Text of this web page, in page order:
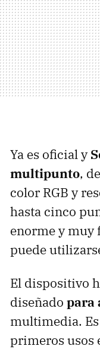
Ya es oficial y
multipunto,
color RGB y
hasta cinco
enorme y muy
puede
El dispositivo
diseñado para
multimedia.
primeros usos